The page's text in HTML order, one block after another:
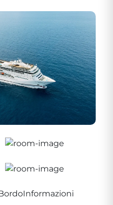
Informazioni